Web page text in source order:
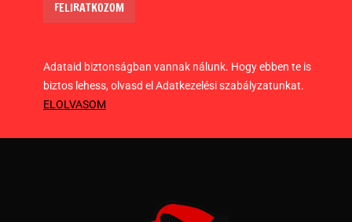
Adataid biztonságban vannak nálunk. Hogy ebben te is
biztos lehess, olvasd el Adatkezelési szabályzatunkat.
ELOLVASOM